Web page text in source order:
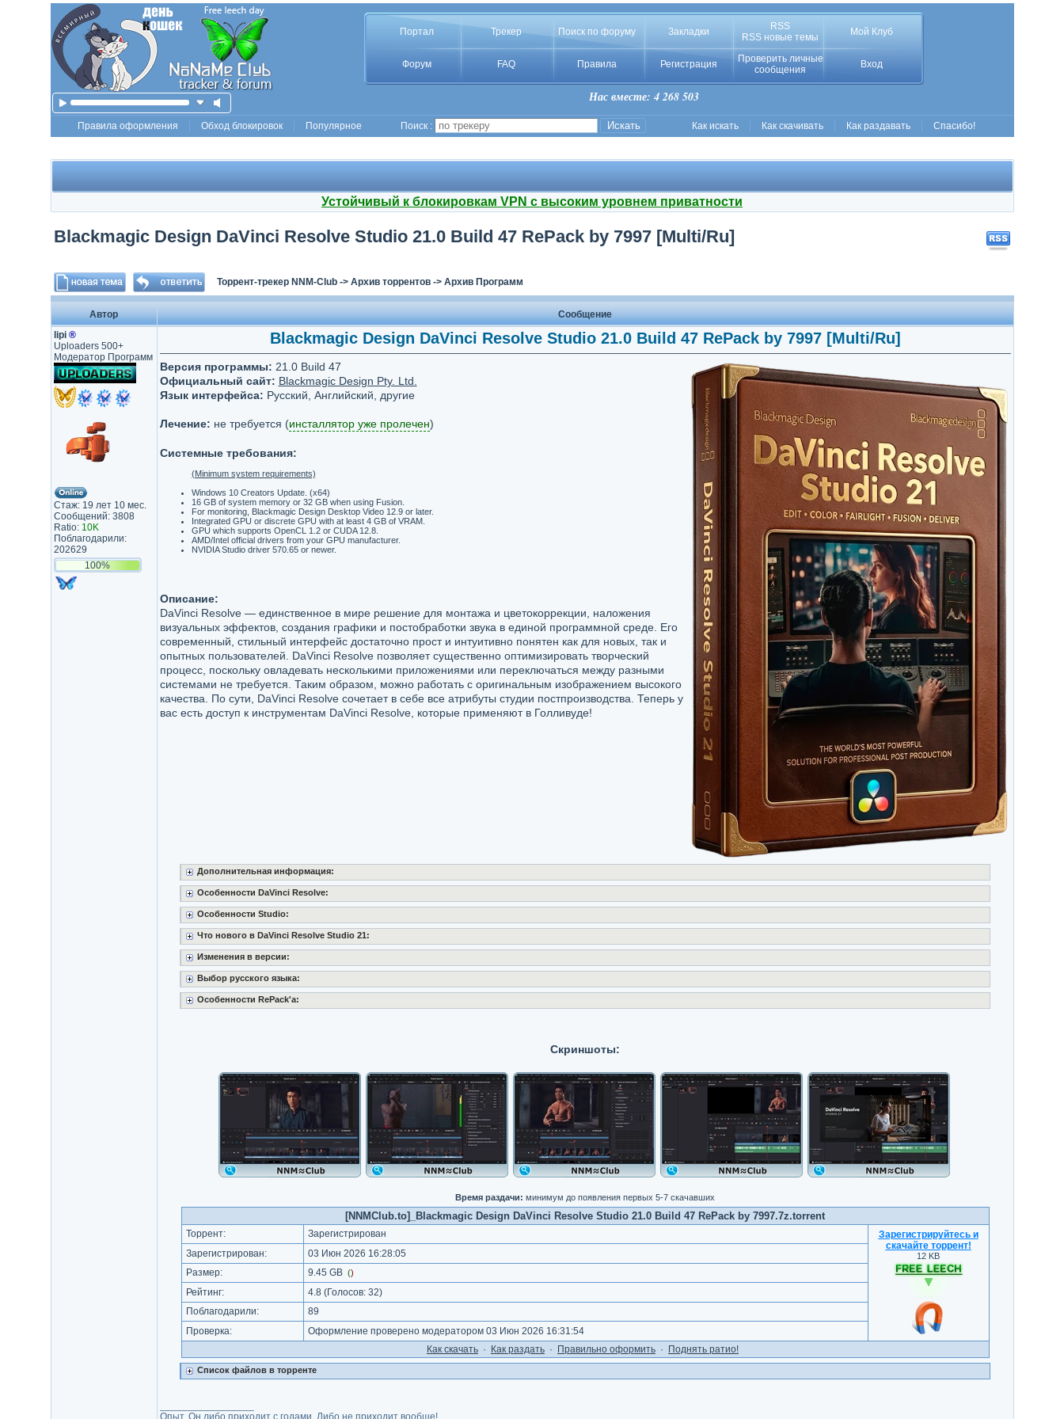
Портал Трекер Поиск по форуму Закладки
RSS
RSS новые темы
Мой Клуб
Форум FAQ Правила Регистрация
Проверить личные
сообщения
Вход
Нас вместе: 4 268 503
Правила оформления Обход блокировок Популярное Поиск : Как искать Как скачивать Как раздавать Спасибо!
Устойчивый к блокировкам VPN с высоким уровнем приватности
Blackmagic Design DaVinci Resolve Studio 21.0 Build 47 RePack by 7997 [Multi/Ru]
Торрент-трекер NNM-Club-> Архив торрентов-> Архив Программ
Автор
Сообщение
lipi ®
Uploaders 500+
Модератор Программ
Стаж: 19 лет 10 мес.
Сообщений: 3808
Ratio: 10K
Поблагодарили:
202629
100%
Blackmagic Design DaVinci Resolve Studio 21.0 Build 47 RePack by 7997 [Multi/Ru]
Версия программы: 21.0 Build 47
Официальный сайт: Blackmagic Design Pty. Ltd.
Язык интерфейса: Русский, Английский, другие
Лечение: не требуется (инсталлятор уже пролечен)
Системные требования:
(Minimum system requirements)
Windows 10 Creators Update. (x64)
16 GB of system memory or 32 GB when using Fusion.
For monitoring, Blackmagic Design Desktop Video 12.9 or later.
Integrated GPU or discrete GPU with at least 4 GB of VRAM.
GPU which supports OpenCL 1.2 or CUDA 12.8.
AMD/Intel official drivers from your GPU manufacturer.
NVIDIA Studio driver 570.65 or newer.
Описание:
DaVinci Resolve — единственное в мире решение для монтажа и цветокоррекции, наложения
визуальных эффектов, создания графики и постобработки звука в единой программной среде. Его
современный, стильный интерфейс достаточно прост и интуитивно понятен как для новых, так и
опытных пользователей. DaVinci Resolve позволяет существенно оптимизировать творческий
процесс, поскольку овладевать несколькими приложениями или переключаться между разными
системами не требуется. Таким образом, можно работать с оригинальным изображением высокого
качества. По сути, DaVinci Resolve сочетает в себе все атрибуты студии постпроизводства. Теперь у
вас есть доступ к инструментам DaVinci Resolve, которые применяют в Голливуде!
Дополнительная информация:
Особенности DaVinci Resolve:
Особенности Studio:
Что нового в DaVinci Resolve Studio 21:
Изменения в версии:
Выбор русского языка:
Особенности RePack'a:
Скриншоты:
Время раздачи: минимум до появления первых 5-7 скачавших
[NNMClub.to]_Blackmagic Design DaVinci Resolve Studio 21.0 Build 47 RePack by 7997.7z.torrent
Торрент: Зарегистрирован
Зарегистрируйтесь и
скачайте торрент!
12 KB
Зарегистрирован:
03 Июн 2026 16:28:05
Размер:
9.45 GB ()
Рейтинг: 4.8 (Голосов: 32)
Поблагодарили:
89
Проверка:
Оформление проверено модератором 03 Июн 2026 16:31:54
Как cкачать · Как раздать · Правильно оформить · Поднять ратио!
Список файлов в торренте
Опыт. Он либо приходит с годами. Либо не приходит вообще!